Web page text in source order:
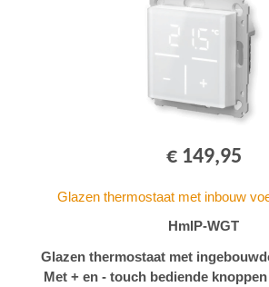
€ 149,95
Glazen thermostaat met inbouw
HmIP-WGT
Glazen thermostaat met
Met + en - touch bediende